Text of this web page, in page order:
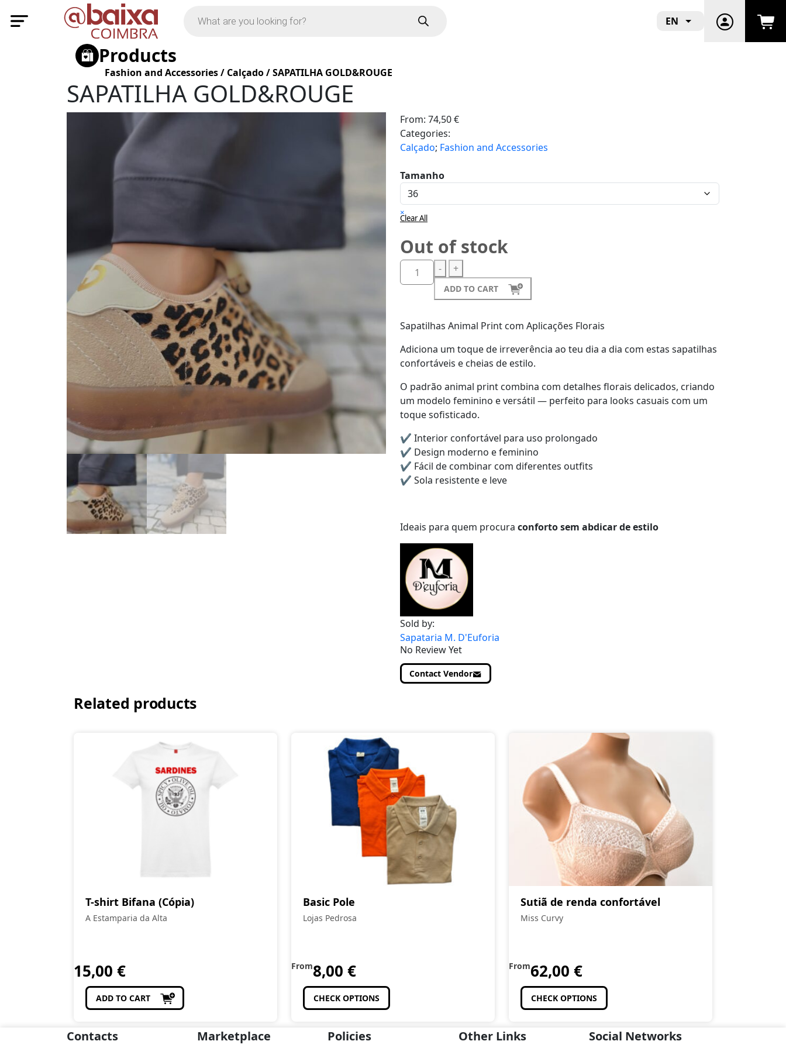
EN
Products
Fashion and Accessories/ Calçado/SAPATILHA GOLD&ROUGE
SAPATILHA GOLD&ROUGE
From: 74,50€
Categories:
Calçado; Fashion and Accessories
Tamanho
×
Clear All
Out of stock
- +
ADD TO CART
Sapatilhas Animal Print com Aplicações Florais
Adiciona um toque de irreverência ao teu dia a dia com estas sapatilhas
confortáveis e cheias de estilo.
O padrão animal print combina com detalhes florais delicados, criando
um modelo feminino e versátil — perfeito para looks casuais com um
toque sofisticado.
✔ Interior confortável para uso prolongado
✔ Design moderno e feminino
✔ Fácil de combinar com diferentes outfits
✔ Sola resistente e leve
Ideais para quem procura conforto sem abdicar de estilo
Sold by:
Sapataria M. D'Euforia
No Review Yet
Contact Vendor
Related products
T-shirt Bifana (Cópia)
A Estamparia da Alta
15,00 €
ADD TO CART
Basic Pole
Lojas Pedrosa
From8,00 €
CHECK OPTIONS
Sutiã de renda confortável
Miss Curvy
From62,00 €
CHECK OPTIONS
Contacts Marketplace Policies Other Links Social Networks